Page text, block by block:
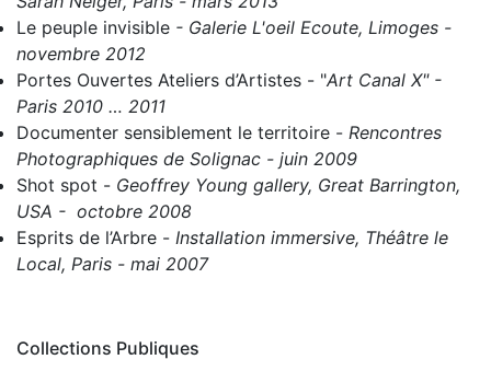
Le peuple invisible - Galerie L'oeil Ecoute, Limoges -
novembre 2012
Portes Ouvertes Ateliers d’Artistes - "Art Canal X" -
Paris 2010 … 2011
Documenter sensiblement le territoire - Rencontres
Photographiques de Solignac - juin 2009
Shot spot - Geoffrey Young gallery, Great Barrington,
USA - octobre 2008
Esprits de l’Arbre - Installation immersive, Théâtre le
Local, Paris - mai 2007
Collections Publiques